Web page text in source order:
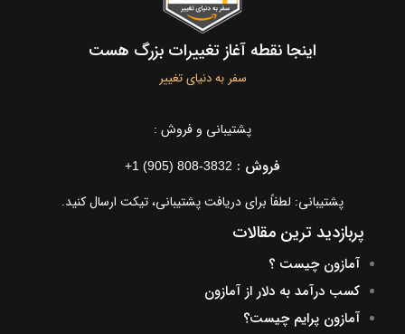
اینجا نقطه آغاز تغییرات بزرگ هست
سفر به دنیای تغییر
پشتیبانی و فروش :
فروش : +1 (905) 808-3832
پشتیبانی: لطفاً برای دریافت پشتیبانی، تیکت ارسال کنید.
پربازدید ترین مقالات
آمازون چیست ؟
کسب درآمد به دلار از آمازون
آمازون پرایم چیست؟